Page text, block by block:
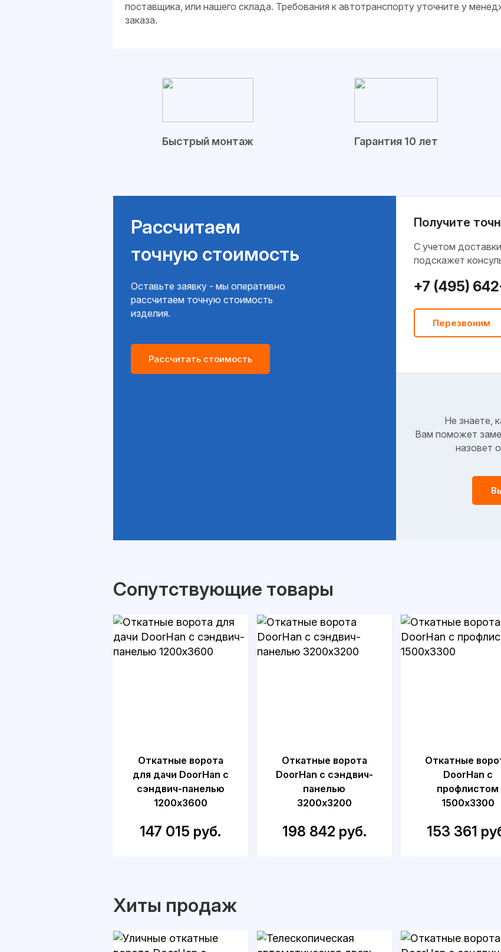
поставщика, или нашего склада. Требования к автотранспорту уточните у
заказа.
Быстрый монтаж Гарантия 10 лет
Рассчитаем
точную стоимость
Оставьте заявку - мы оперативно
рассчитаем точную стоимость
изделия.
Рассчитать стоимость
Получите
C учетом
подскажет
+7 (495)
Перезвоним
Не знаете,
Вам поможет
назовет
Сопутствующие товары
Откатные ворота
для дачи DoorHan с
сэндвич-панелью
1200x3600
147 015 руб.
Откатные ворота
DoorHan с сэндвич-
панелью
3200x3200
198 842 руб.
Откатные
DoorHan с
профлистом
1500x3300
153 361
Хиты продаж